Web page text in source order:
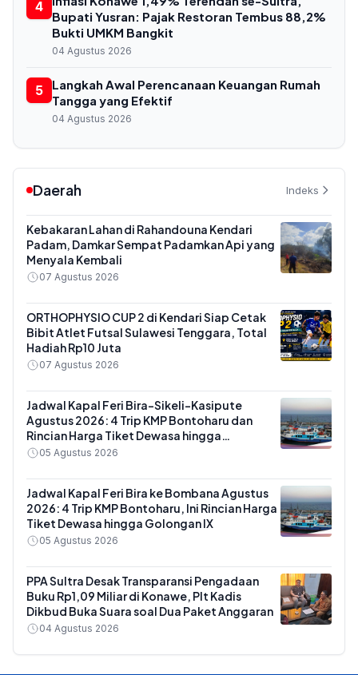
4
Bupati Yusran: Pajak Restoran Tembus 88,2%
Bukti UMKM Bangkit
04 Agustus 2026
5
Langkah Awal Perencanaan Keuangan Rumah
Tangga yang Efektif
04 Agustus 2026
Daerah Indeks
Kebakaran Lahan di Rahandouna Kendari
Padam, Damkar Sempat Padamkan Api yang
Menyala Kembali
07 Agustus 2026
ORTHOPHYSIO CUP 2 di Kendari Siap Cetak
Bibit Atlet Futsal Sulawesi Tenggara, Total
Hadiah Rp10 Juta
07 Agustus 2026
Jadwal Kapal Feri Bira-Sikeli-Kasipute
Agustus 2026: 4 Trip KMP Bontoharu dan
Rincian Harga Tiket Dewasa hingga
Kendaraan Golongan IX
05 Agustus 2026
Jadwal Kapal Feri Bira ke Bombana Agustus
2026: 4 Trip KMP Bontoharu, Ini Rincian Harga
Tiket Dewasa hingga Golongan IX
05 Agustus 2026
PPA Sultra Desak Transparansi Pengadaan
Buku Rp1,09 Miliar di Konawe, Plt Kadis
Dikbud Buka Suara soal Dua Paket Anggaran
04 Agustus 2026